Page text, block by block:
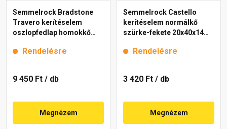
Semmelrock Bradstone
Travero kerítéselem
oszlopfedlap homokkő
Rendelésre
9 450 Ft / db
Megnézem
Semmelrock Castello
kerítéselem normálkő
szürke-fekete 20x40x14
Rendelésre
3 420 Ft / db
Megnézem